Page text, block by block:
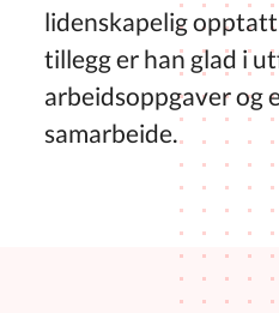
lidenskapelig
tillegg er han glad i
arbeidsoppgaver og
samarbeide.